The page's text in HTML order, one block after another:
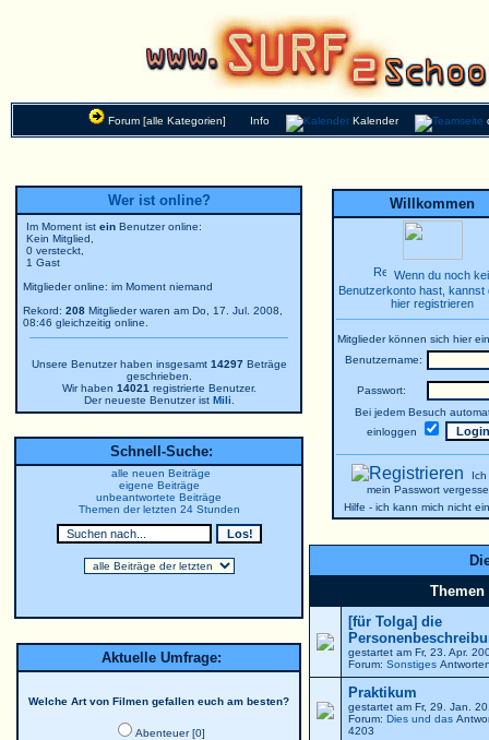
Forum [alle Kategorien] Info Kalender
Wer ist online?
Im Moment ist ein Benutzer online:
Kein Mitglied,
0 versteckt,
1 Gast
Mitglieder online: im Moment niemand
Rekord: 208 Mitglieder waren am Do, 17. Jul. 2008,
08:46 gleichzeitig online.
Unsere Benutzer haben insgesamt 14297Beträge
geschrieben.
Wir haben 14021 registrierte Benutzer.
Der neueste Benutzer ist Mili
Schnell-Suche:
alle neuen Beiträge
eigene Beiträge
unbeantwortete Beiträge
Themen der letzten 24 Stunden
Aktuelle Umfrage:
Welche Art von Filmen gefallen euch am besten?
Abenteuer [0]
Willkommen
Wenn du noch
Benutzerkonto hast, kannst
hier registrieren
Mitglieder können sich hier
Benutzername:
Passwort:
Bei jedem Besuch
einloggen
mein Passwort
Hilfe - ich kann mich nicht
Themen
[für Tolga] die
gestartet am Fr, 23. Apr.
Forum: Sonstiges
Praktikum
gestartet am Fr, 29. Jan.
Forum: Dies und das
4203